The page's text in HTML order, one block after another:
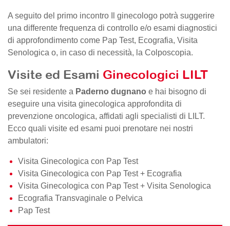
A seguito del primo incontro Il ginecologo potrà suggerire
una differente frequenza di controllo e/o esami diagnostici
di approfondimento come Pap Test, Ecografia, Visita
Senologica o, in caso di necessità, la Colposcopia.
Visite ed Esami Ginecologici LILT
Se sei residente a Paderno dugnano e hai bisogno di
eseguire una visita ginecologica approfondita di
prevenzione oncologica, affidati agli specialisti di LILT.
Ecco quali visite ed esami puoi prenotare nei nostri
ambulatori:
Visita Ginecologica con Pap Test
Visita Ginecologica con Pap Test + Ecografia
Visita Ginecologica con Pap Test + Visita Senologica
Ecografia Transvaginale o Pelvica
Pap Test